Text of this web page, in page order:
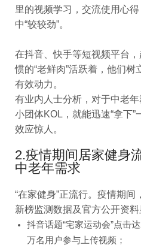
里的视频学习，交流使用心
中“较较劲”。
在抖音、快手等短视频平台
惯的“老鲜肉”活跃着，他们
有效动力。
有业内人士分析，对于中老
小团体KOL，就能迅速“拿下
效应惊人。
2.疫情期间居家健身
中老年需求
“在家健身”正流行。疫情期间
新榜监测数据及官方公开资料
抖音话题“宅家运动会”点击
万名用户参与上传视频；